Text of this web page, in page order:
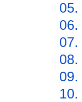
05.
06.
07.
08.
09.
10.